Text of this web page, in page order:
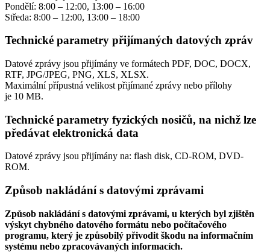
Pondělí: 8:00 – 12:00, 13:00 – 16:00
Středa: 8:00 – 12:00, 13:00 – 18:00
Technické parametry přijímaných datových zpráv
Datové zprávy jsou přijímány ve formátech PDF, DOC, DOCX,
RTF, JPG/JPEG, PNG, XLS, XLSX.
Maximální přípustná velikost přijímané zprávy nebo přílohy
je 10 MB.
Technické parametry fyzických nosičů, na nichž lze
předávat elektronická data
Datové zprávy jsou přijímány na: flash disk, CD-ROM, DVD-
ROM.
Způsob nakládání s datovými zprávami
Způsob nakládání s datovými zprávami, u kterých byl zjištěn
výskyt chybného datového formátu nebo počítačového
programu, který je způsobilý přivodit škodu na informačním
systému nebo zpracovávaných informacích.